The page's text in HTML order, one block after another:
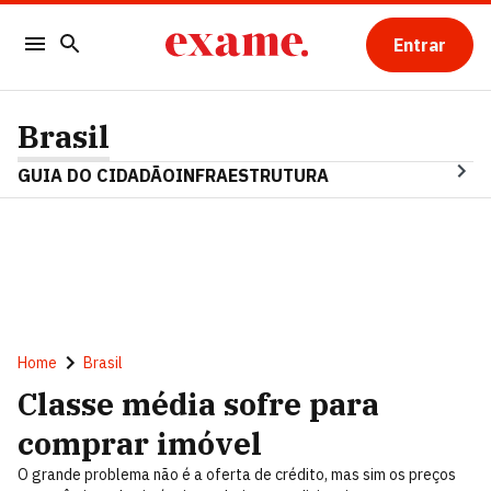
Entrar
Brasil
GUIA DO CIDADÃOINFRAESTRUTURA
Home Brasil
Classe média sofre para
comprar imóvel
O grande problema não é a oferta de crédito, mas sim os preços